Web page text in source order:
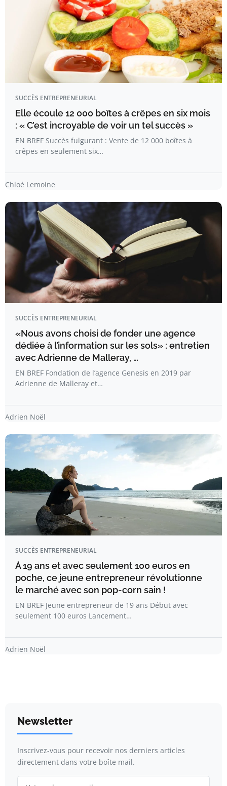
SUCCÈS ENTREPRENEURIAL
Elle écoule 12 000 boîtes à crêpes en six mois
: « C’est incroyable de voir un tel succès »
EN BREF Succès fulgurant : Vente de 12 000 boîtes à
crêpes en seulement six…
Chloé Lemoine
SUCCÈS ENTREPRENEURIAL
«Nous avons choisi de fonder une agence
dédiée à l’information sur les sols» : entretien
avec Adrienne de Malleray, …
EN BREF Fondation de l’agence Genesis en 2019 par
Adrienne de Malleray et…
Adrien Noël
SUCCÈS ENTREPRENEURIAL
À 19 ans et avec seulement 100 euros en
poche, ce jeune entrepreneur révolutionne
le marché avec son pop-corn sain !
EN BREF Jeune entrepreneur de 19 ans Début avec
seulement 100 euros Lancement…
Adrien Noël
Newsletter
Inscrivez-vous pour recevoir nos derniers articles
directement dans votre boîte mail.